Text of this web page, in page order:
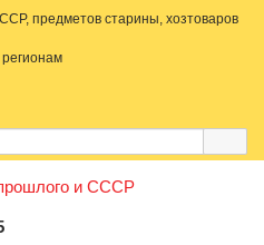
предметов старины, хозтоваров